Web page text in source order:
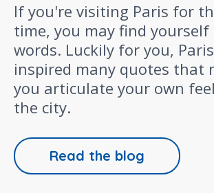
If you're visiting Paris for
time, you may find
words. Luckily for you,
inspired many quotes that
you articulate your own
the city.
Read the blog